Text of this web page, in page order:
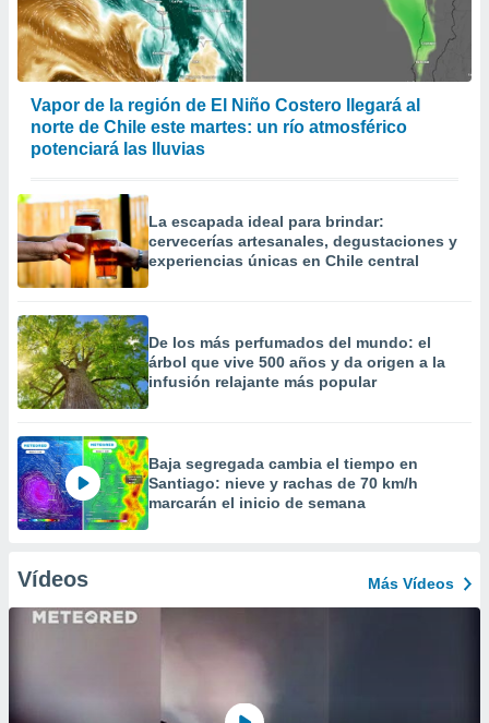
Vapor de la región de El Niño Costero llegará al
norte de Chile este martes: un río atmosférico
potenciará las lluvias
La escapada ideal para brindar:
cervecerías artesanales, degustaciones y
experiencias únicas en Chile central
De los más perfumados del mundo: el
árbol que vive 500 años y da origen a la
infusión relajante más popular
Baja segregada cambia el tiempo en
Santiago: nieve y rachas de 70 km/h
marcarán el inicio de semana
Vídeos Más Vídeos